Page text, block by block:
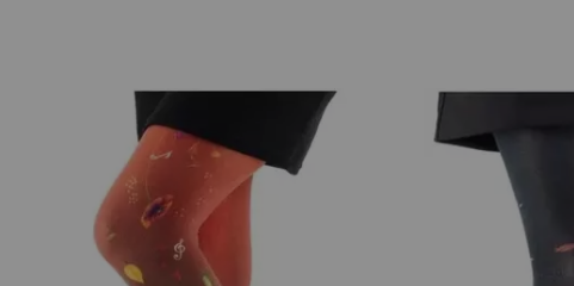
Collants Lili Gambettes : un bon investissement
Grâce à leur exceptionnelle durée de vie, ces collants
Gambettes, c'est la garantie d'un collant de qualité qui vous
modèles qui tiennent plus de 6 à 7 ans ! Rien d'exceptionnel
Des collants de créateurs français :